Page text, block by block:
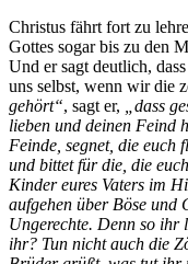
Christus fährt fort zu
Gottes sogar bis zu den
Und er sagt deutlich,
uns selbst, wenn wir die
gehört“, sagt er,
„dass
lieben und deinen Feind
Feinde, segnet, die euch
und bittet für die, die
Kinder eures Vaters im
aufgehen über Böse und
Ungerechte. Denn so ihr
ihr? Tun nicht auch die